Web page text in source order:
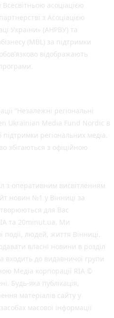
асоціацією
з Асоціацією
України» (АНРВУ) та
(MBL) за підтримки
відображають
“Незалежні регіональні
Ukrainian Media Fund Nordic в
підтримки регіональних медіа.
збігаються з офіційною
з оперативним висвітленням
новин №1 у Вінниці за
для Вас
та 20minut.ua. Ми
події, людей, життя Вінниці.
власні новини в розділ
входить до видавничої групи
Медіа корпорації RIA ©
Будь-яка публiкацiя,
матеріалів сайту у
масової інформації